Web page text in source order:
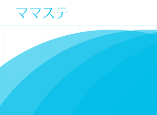
発信します。 手づくり
ママステ スキル・セ
したいママが集まって
ます。